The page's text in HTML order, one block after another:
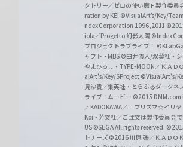
r
z
クトリー／ゼロの使い魔Ｆ製作委員
ration by KEI ©VisualArt's/Key/
ndex Corporation 1996,2011
iola／Progetto 幻影太陽 ©Index
プロジェクトラブライブ！
ャフト・MBS ©臼井儀人/双葉社・
やまひろし・TYPE-MOON／ＫＡ
alArt's/Key/SProject ©VisualArt's/
見沙貴／集英社・とらぶるダークネ
ライブ！ムービー ©2015 DMM.com
／KADOKAWA／「プリズマ☆イリ
Koi・芳文社／ご注文は製作委員会で
US ©SEGA All rights reserved.
トナーズ©2016 川原 礫／ＫＡＤＯ